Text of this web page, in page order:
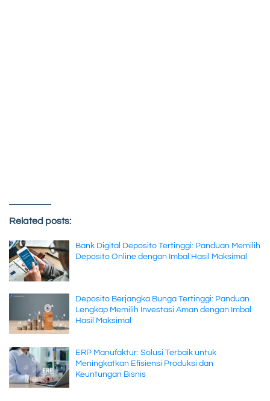
Related posts:
Bank Digital Deposito Tertinggi: Panduan Memilih
Deposito Online dengan Imbal Hasil Maksimal
Deposito Berjangka Bunga Tertinggi: Panduan
Lengkap Memilih Investasi Aman dengan Imbal
Hasil Maksimal
ERP Manufaktur: Solusi Terbaik untuk
Meningkatkan Efisiensi Produksi dan
Keuntungan Bisnis